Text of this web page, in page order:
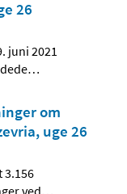
26
juni 2021
…
om
uge 26